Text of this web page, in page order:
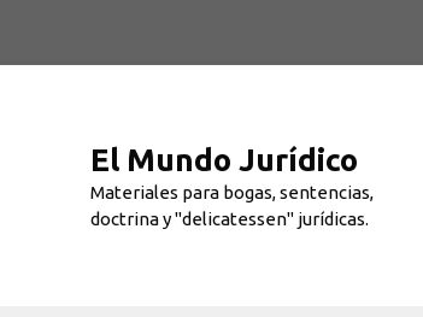
El Mundo Jurídico
Materiales para bogas, sentencias,
doctrina y "delicatessen" jurídicas.